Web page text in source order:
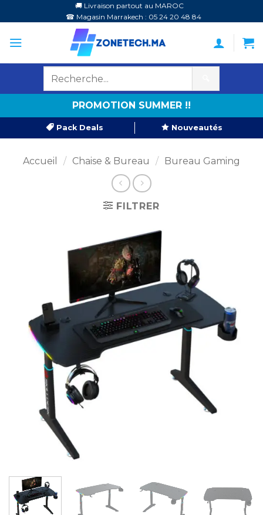
au
contenu
🚚 Livraison partout au MAROC
☎ Magasin Marrakech : 05 24 20 48 84
PROMOTION SUMMER !!
Pack Deals Nouveautés
Accueil / Chaise & Bureau / Bureau Gaming
FILTRER